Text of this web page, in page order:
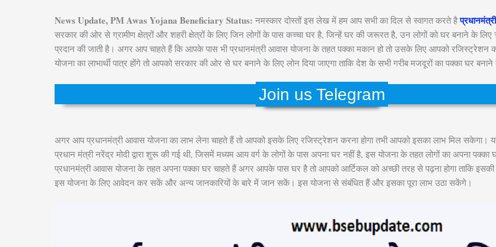
News Update, PM Awas Yojana Beneficiary Status: नमस्कार दोस्तों इस लेख में हम आप सभी का दिल से स्वागत करते है
सरकार की ओर से ग्रामीण क्षेत्रों और शहरी क्षेत्रों के लिए जिन लोगों के पास कच्चा घर है, जिन्हें घर की जरूरत है, उन लोगों को घर बनाने के लिए
प्रदान की जाती है। अगर आप चाहते हैं कि आपके पास भी प्रधानमंत्री आवास योजना के तहत पक्का मकान हो तो उसके लिए आपको रजिस्ट्रेशन
योजना का लाभार्थी पात्र होंगे तो आपको सरकार की ओर से घर बनाने के लिए लोन दिया जाएगा ताकि देश के सभी गरीब मजदूरों का पक्का घर
Join us Telegram
अगर आप प्रधानमंत्री आवास योजना का लाभ लेना चाहते हैं तो आपको इसके लिए रजिस्ट्रेशन करना होगा तभी आपको इसका लाभ मिल सकेगा।
प्रधान मंत्री नरेंद्र मोदी द्वारा शुरू की गई थी, जिसमें मध्यम आय वर्ग के लोगों के पास अपना घर नहीं है, इस योजना के तहत लोगों का अपना
प्रधानमंत्री आवास योजना के तहत अपना पक्का घर चाहते हैं अगर आपके पास घर है तो आपको आर्टिकल को अच्छी तरह से पढ़ना होगा ताकि
इस योजना के लिए आवेदन कर सकें और अन्य जानकारियों के बारे में जान सकें। इस योजना से संबंधित हैं और इसका पूरा लाभ उठा सकेंगे।